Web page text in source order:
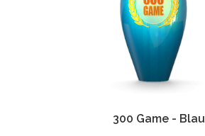
300 Game - Blau